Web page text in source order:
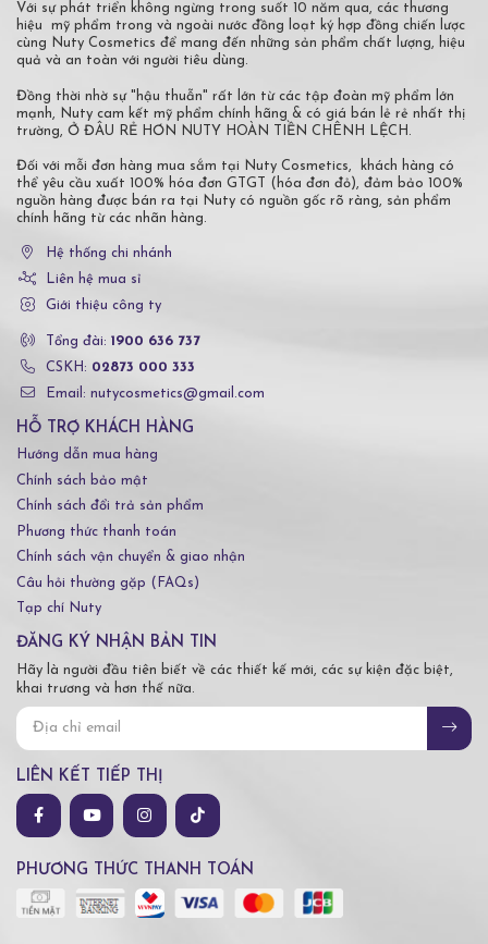
Với sự phát triển không ngừng trong suốt 10 năm qua, các thương
hiệu mỹ phẩm trong và ngoài nước đồng loạt ký hợp đồng chiến lược
cùng Nuty Cosmetics để mang đến những sản phẩm chất lượng, hiệu
quả và an toàn với người tiêu dùng.
Đồng thời nhờ sự "hậu thuẫn" rất lớn từ các tập đoàn mỹ phẩm lớn
mạnh, Nuty cam kết mỹ phẩm chính hãng & có giá bán lẻ rẻ nhất thị
trường, Ở ĐÂU RẺ HƠN NUTY HOÀN TIỀN CHÊNH LỆCH.
Đối với mỗi đơn hàng mua sắm tại Nuty Cosmetics, khách hàng có
thể yêu cầu xuất 100% hóa đơn GTGT (hóa đơn đỏ), đảm bảo 100%
nguồn hàng được bán ra tại Nuty có nguồn gốc rõ ràng, sản phẩm
chính hãng từ các nhãn hàng.
Hệ thống chi nhánh
Liên hệ mua sỉ
Giới thiệu công ty
Tổng đài: 1900 636 737
CSKH: 02873 000 333
Email: nutycosmetics@gmail.com
HỖ TRỢ KHÁCH HÀNG
Hướng dẫn mua hàng
Chính sách bảo mật
Chính sách đổi trả sản phẩm
Phương thức thanh toán
Chính sách vận chuyển & giao nhận
Câu hỏi thường gặp (FAQs)
Tạp chí Nuty
ĐĂNG KÝ NHẬN BẢN TIN
Hãy là người đầu tiên biết về các thiết kế mới, các sự kiện đặc biệt,
khai trương và hơn thế nữa.
LIÊN KẾT TIẾP THỊ
PHƯƠNG THỨC THANH TOÁN